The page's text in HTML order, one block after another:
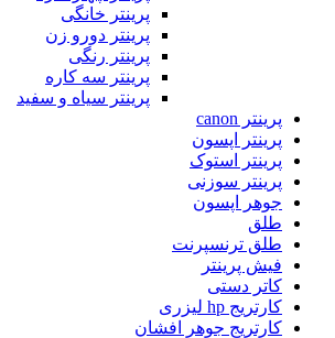
پرینتر خانگی
پرینتر دورو زن
پرینتر رنگی
پرینتر سه کاره
پرینتر سیاه و سفید
پرینتر canon
پرینتر اپسون
پرینتر استوک
پرینتر سوزنی
جوهر اپسون
طلق
طلق ترنسپرنت
فیش پرینتر
کاتر دستی
کارتریج hp لیزری
کارتریج جوهر افشان